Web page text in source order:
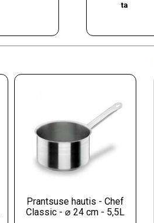
ta
Prantsuse hautis - Chef
Classic - ⌀ 24 cm - 5,5L